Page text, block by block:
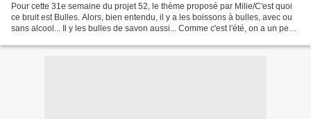
Pour cette 31e semaine du projet 52, le thème proposé par Milie/C'est quoi
ce bruit est Bulles. Alors, bien entendu, il y a les boissons à bulles, avec ou
sans alcool... Il y les bulles de savon aussi... Comme c'est l'été, on a un peu